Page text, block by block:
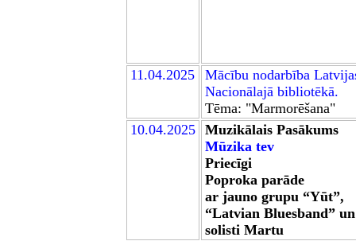
11.04.2025 Mācību nodarbība
Nacionālajā bibliotēkā.
Tēma: "Marmorēšana"
10.04.2025 Muzikālais Pasākums
Mūzika tev
Priecīgi
Poproka parāde
ar jauno grupu “Yūt”,
“Latvian Bluesband” un
solisti Martu